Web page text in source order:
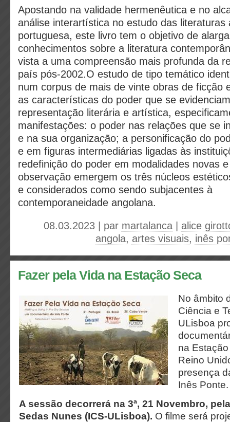
Apostando na validade hermenêutica e no
análise interartística no estudo das literaturas
portuguesa, este livro tem o objetivo de
conhecimentos sobre a literatura
vista a uma compreensão mais profunda da
país pós-2002.O estudo de tipo temático
num corpus de mais de vinte obras de ficção
as características do poder que se
representação literária e artística,
manifestações: o poder nas relações que se
e na sua organização; a personificação do
e em figuras intermediárias ligadas às
redefinição do poder em modalidades novas
observação emergem os três núcleos
e considerados como sendo subjacentes à
contemporaneidade angolana.
08.03.2023 | par martalanca
alice
angola, artes visuais, inês
Fazer pela Vida na Estação Seca
No âmbito
Ciência e
ULisboa
na Estação
Reino
presença
Inês Ponte.
A sessão decorrerá na 3ª, 21 Novembro,
Sedas Nunes (ICS-ULisboa). O filme será